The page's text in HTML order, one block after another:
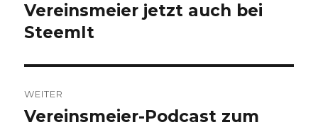
Vorheriger
Beitrag:
Vereinsmeier jetzt auch bei
SteemIt
WEITER
Nächster
Vereinsmeier-Podcast zum